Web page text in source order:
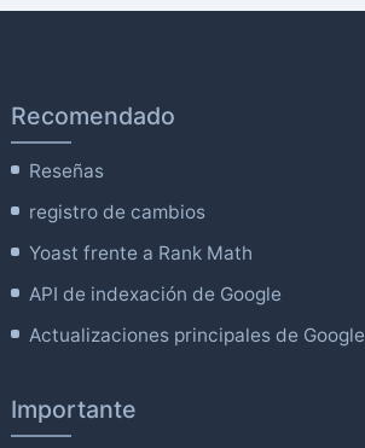
Recomendado
Reseñas
registro de cambios
Yoast frente a Rank Math
API de indexación de Google
Actualizaciones principales de Google
Importante